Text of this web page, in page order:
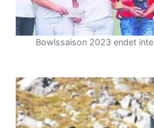
Bowlssaison 2023 endet